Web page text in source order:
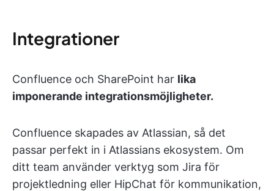
Integrationer
Confluence och SharePoint har lika
imponerande integrationsmöjligheter.
Confluence skapades av Atlassian, så det
passar perfekt in i Atlassians ekosystem. Om
ditt team använder verktyg som Jira för
projektledning eller HipChat för kommunikation,